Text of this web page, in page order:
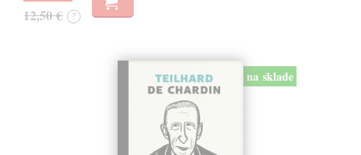
12,50 € ?
na sklade